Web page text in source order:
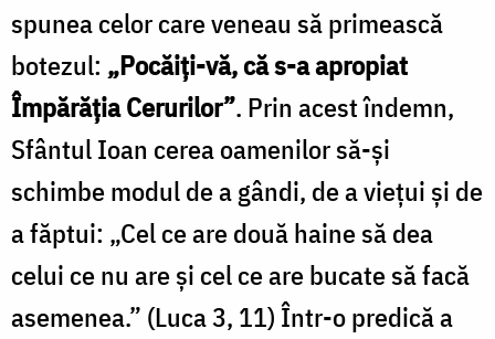
spunea celor care veneau să primească
botezul: „Pocăiți-vă, că s-a apropiat
Împărăția Cerurilor”. Prin acest îndemn,
Sfântul Ioan cerea oamenilor să-şi
schimbe modul de a gândi, de a vieţui şi de
a făptui: „Cel ce are două haine să dea
celui ce nu are şi cel ce are bucate să facă
asemenea.” (Luca 3, 11) Într-o predică a